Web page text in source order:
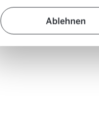
Ablehnen